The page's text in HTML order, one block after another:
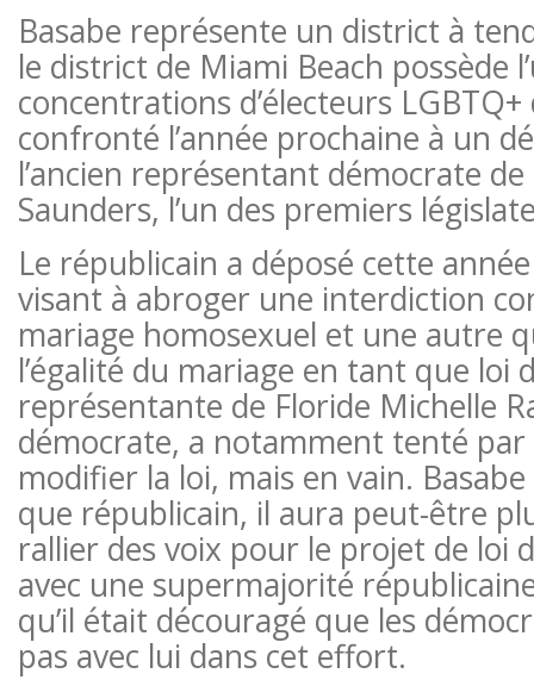
Basabe représente un district à
le district de Miami Beach possède
concentrations d’électeurs LGBTQ+
confronté l’année prochaine à un
l’ancien représentant démocrate de
Saunders, l’un des premiers
Le républicain a déposé cette
visant à abroger une interdiction
mariage homosexuel et une autre
l’égalité du mariage en tant que loi
représentante de Floride Michelle
démocrate, a notamment tenté par
modifier la loi, mais en vain.
que républicain, il aura peut-être
rallier des voix pour le projet de loi
avec une supermajorité
qu’il était découragé que les
pas avec lui dans cet effort.